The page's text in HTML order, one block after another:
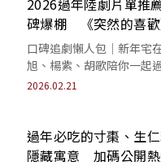
2026過年陸劇片單推
碑爆棚 《突然的喜歡
口碑追劇懶人包｜新年宅
旭、楊紫、胡歌陪你一起
記。
2026.02.21
過年必吃的寸棗、生
隱藏寓意 加碼公開